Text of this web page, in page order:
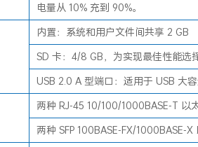
电量从 10% 充到 90%。
内置：系统和用户文件间共享 2 GB
SD 卡：4/8 GB，为实现最佳性能选
USB 2.0 A 型端口：适用于 USB 大
两种 RJ-45 10/100/1000BASE-T 以
两种 SFP 100BASE-FX/1000BASE-X